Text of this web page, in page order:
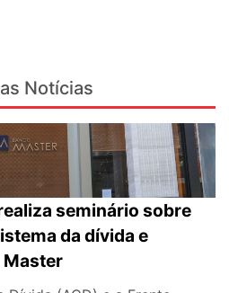
Notícias
seminário sobre
da dívida e
Master